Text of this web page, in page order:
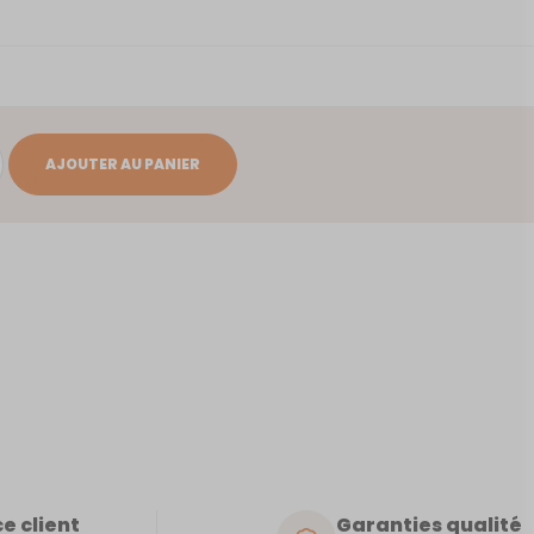
AJOUTER AU PANIER
client Garanties qualité